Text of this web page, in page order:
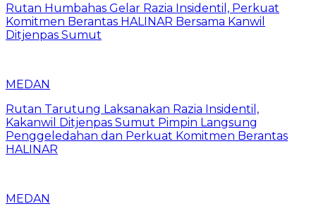
Rutan Humbahas Gelar Razia Insidentil, Perkuat
Komitmen Berantas HALINAR Bersama Kanwil
Ditjenpas Sumut
MEDAN
Rutan Tarutung Laksanakan Razia Insidentil,
Kakanwil Ditjenpas Sumut Pimpin Langsung
Penggeledahan dan Perkuat Komitmen Berantas
HALINAR
MEDAN